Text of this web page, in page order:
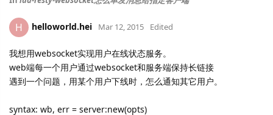
H helloworld.hei Mar 12, 2015 Edited
我想用websocket实现用户在线状态服务。
web端每一个用户通过websocket和服务端保持长链接
遇到一个问题，用某个用户下线时，怎么通知其它用户。
syntax: wb, err = server:new(opts)